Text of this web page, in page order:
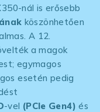
nál is erősebb
köszönhetően
A 12.
a magok
egymagos
esetén pedig
-vel (PCIe Gen4) és